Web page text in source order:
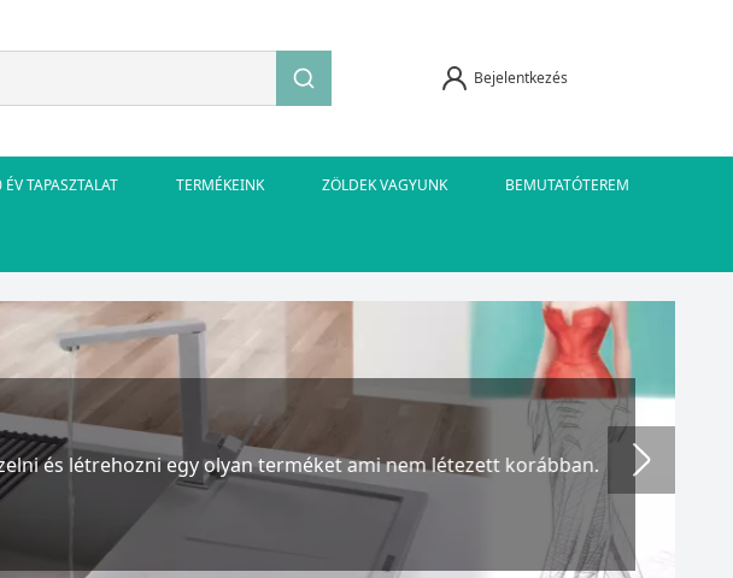
Bejelentkezés
ÉV TAPASZTALAT TERMÉKEINK ZÖLDEK VAGYUNK BEMUTATÓTEREM
létrehozni egy olyan terméket ami nem létezett korábban.